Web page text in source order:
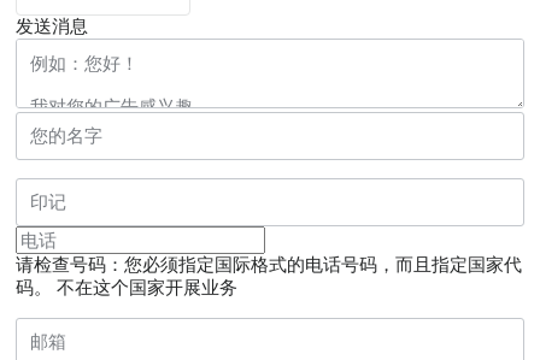
发送消息
请检查号码：您必须指定国际格式的电话号码，而且指定国家代
码。
不在这个国家开展业务